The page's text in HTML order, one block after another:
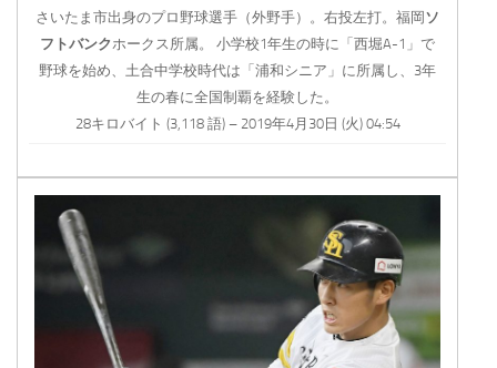
さいたま市出身のプロ野球選手（外野手）。右投左打。福岡ソ
フトバンク ホークス所属。 小学校1年生の時に「西堀A-1」で
野球を始め、土合中学校時代は「浦和シニア」に所属し、3年
生の春に全国制覇を経験した。
28キロバイト (3,118 語) – 2019年4月30日 (火) 04:54